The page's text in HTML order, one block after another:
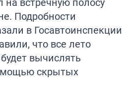
Подробности
в Госавтоинспекции
что все лето
вычислять
скрытых